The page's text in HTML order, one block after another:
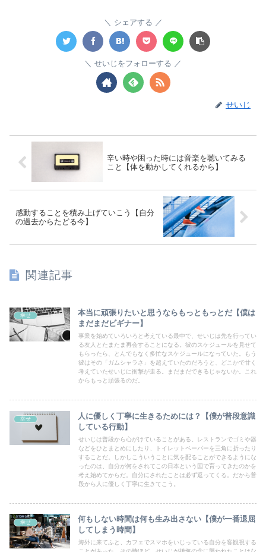
シェアする
せいじをフォローする
せいじ
辛い時や困った時には音楽を聴いてみる
こと【体を動かしてくれるから】
感動することを積み上げていこう【自分
の過去からたどる今】
関連記事
幸せ
本当に頑張りたいと思うならもっともっとだ【僕は
まだまだビギナー】
事業を始めていろいろと考えている最中で、せいじは先を行ってい
る友人とたまたま再会することになる。彼のスケジュールを見せて
もらったら、とんでもなく多忙なスケジュールになっていた。もう
彼はその「ガムシャラさ」を超えていたのだろうと、どこかで甘く
考えていたせいじに衝撃が走る。まだまだできるじゃないか。これ
からもっと頑張るのだ。
幸せ
人に優しく丁寧に生きるためには？【僕が普段意識
している行動】
せいじは普段から心がけていることがある。レストランでゴミや器
などをひとまとめにしたり、トイレットペーパーを三角に折ったり
することだ。しかしこういうことに気を配ることができるようにな
ったのは、自分が何をされてこの日本という国で育ってきたのかを
考え始めてからだ。自分にされたことは必ず返ってくる。だから普
段から人に優しく丁寧に生きてこう。
幸せ
何もしない時間は何も生み出さない【僕が一番退屈
してしまう時間】
海外に来てふと、カフェでスマホをいじっている自分を客観視する